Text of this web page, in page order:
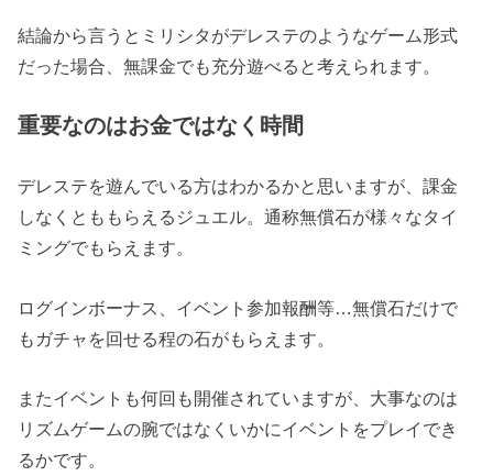
結論から言うとミリシタがデレステのようなゲーム形式
だった場合、無課金でも充分遊べる と考えられます。
重要なのはお金ではなく時間
デレステを遊んでいる方はわかるかと思いますが、課金
しなくとももらえるジュエル。通称無償石が様々なタイ
ミングでもらえます。
ログインボーナス、イベント参加報酬等…無償石だけで
もガチャを回せる程の石がもらえます。
またイベントも何回も開催されていますが、大事なのは
リズムゲームの腕ではなくいかにイベントをプレイでき
るかです。